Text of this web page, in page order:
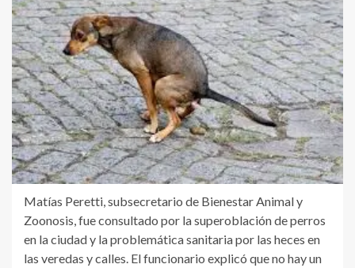
Matías Peretti, subsecretario de Bienestar Animal y
Zoonosis, fue consultado por la superoblación de perros
en la ciudad y la problemática sanitaria por las heces en
las veredas y calles. El funcionario explicó que no hay un